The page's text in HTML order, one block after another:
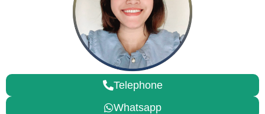
Telephone
Whatsapp